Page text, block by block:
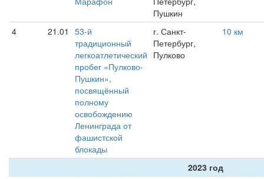
Пушкин
4
21.01
53-й
традиционный
легкоатлетический
пробег «Пулково-
Пушкин»,
посвящённый
полному
освобождению
Ленинграда от
фашистской
блокады
г. Санкт-
Петербург,
Пулково
10 км
2023 год